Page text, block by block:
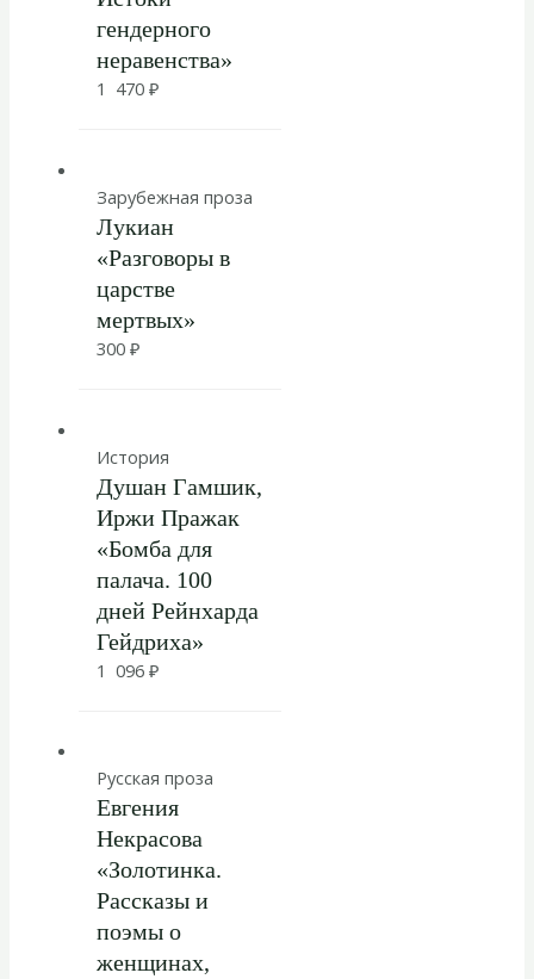
гендерного
неравенства»
1 470 ₽
Зарубежная проза
Лукиан
«Разговоры в
царстве
мертвых»
300 ₽
История
Душан Гамшик,
Иржи Пражак
«Бомба для
палача. 100
дней Рейнхарда
Гейдриха»
1 096 ₽
Русская проза
Евгения
Некрасова
«Золотинка.
Рассказы и
поэмы о
женщинах,